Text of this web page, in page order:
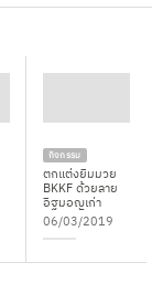
กิจกรรม
ตกแต่งยิมมวย
BKKF ด้วยลาย
อิฐมอญเก่า
06/03/2019